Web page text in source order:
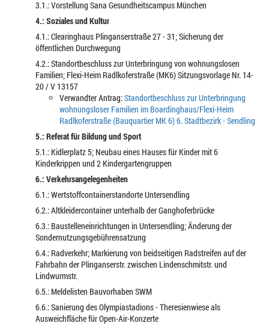
3.1.: Vorstellung Sana Gesundheitscampus München
4.: Soziales und Kultur
4.1.: Clearinghaus Plinganserstraße 27 - 31; Sicherung der
öffentlichen Durchwegung
4.2.: Standortbeschluss zur Unterbringung von wohnungslosen
Familien; Flexi-Heim Radlkoferstraße (MK6) Sitzungsvorlage Nr. 14-
20 / V 13157
Verwandter Antrag:Standortbeschluss zur Unterbringung
wohnungsloser Familien im Boardinghaus/Flexi-Heim
Radlkoferstraße (Bauquartier MK 6) 6. Stadtbezirk - Sendling
5.: Referat für Bildung und Sport
5.1.: Kidlerplatz 5; Neubau eines Hauses für Kinder mit 6
Kinderkrippen und 2 Kindergartengruppen
6.: Verkehrsangelegenheiten
6.1.: Wertstoffcontainerstandorte Untersendling
6.2.: Altkleidercontainer unterhalb der Ganghoferbrücke
6.3.: Baustelleneinrichtungen in Untersendling; Änderung der
Sondernutzungsgebührensatzung
6.4.: Radverkehr; Markierung von beidseitigen Radstreifen auf der
Fahrbahn der Plinganserstr. zwischen Lindenschmitstr. und
Lindwurmstr.
6.5.: Meldelisten Bauvorhaben SWM
6.6.: Sanierung des Olympiastadions - Theresienwiese als
Ausweichfläche für Open-Air-Konzerte